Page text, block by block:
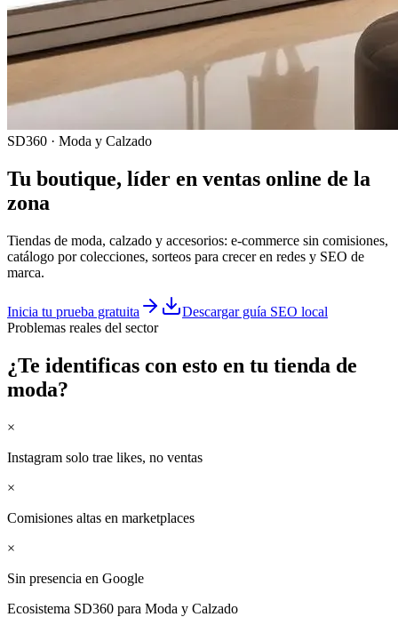
SD360 · Moda y Calzado
Tu boutique, líder en ventas online de la
zona
Tiendas de moda, calzado y accesorios: e-commerce sin comisiones,
catálogo por colecciones, sorteos para crecer en redes y SEO de
marca.
Inicia tu prueba gratuita
Descargar guía SEO local
Problemas reales del sector
¿Te identificas con esto en tu tienda de
moda?
×
Instagram solo trae likes, no ventas
×
Comisiones altas en marketplaces
×
Sin presencia en Google
Ecosistema SD360 para Moda y Calzado